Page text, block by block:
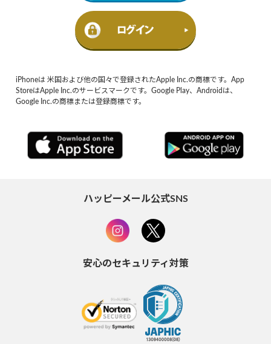
iPhoneは 米国および他の国々で登録されたApple Inc.の商標です。App
StoreはApple Inc.のサービスマークです。Google Play、Androidは、
Google Inc.の商標または登録商標です。
ハッピーメール公式SNS
安心のセキュリティ対策